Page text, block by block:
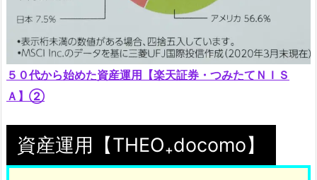
５０代から始めた資産運用【楽天証券・つみたてＮＩＳ
Ａ】②
資産運用【THEO₊docomo】